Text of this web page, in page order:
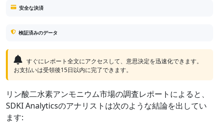
安全な決済
検証済みのデータ
すぐにレポート全文にアクセスして、意思決定を迅速化できます。
お支払いは受領後15日以内に完了できます。
リン酸二水素アンモニウム市場の調査レポートによると、
SDKI Analyticsのアナリストは次のような結論を出してい
ます: